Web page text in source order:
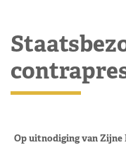
Op uitnodiging van